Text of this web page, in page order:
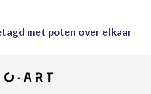
met poten over elkaar